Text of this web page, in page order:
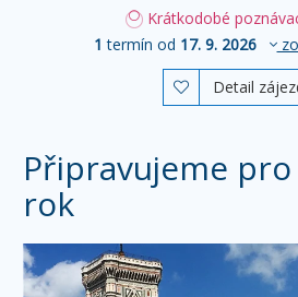
Krátkodobé
1 termín od 17. 9. 2026
 Detail
Připravujeme
rok